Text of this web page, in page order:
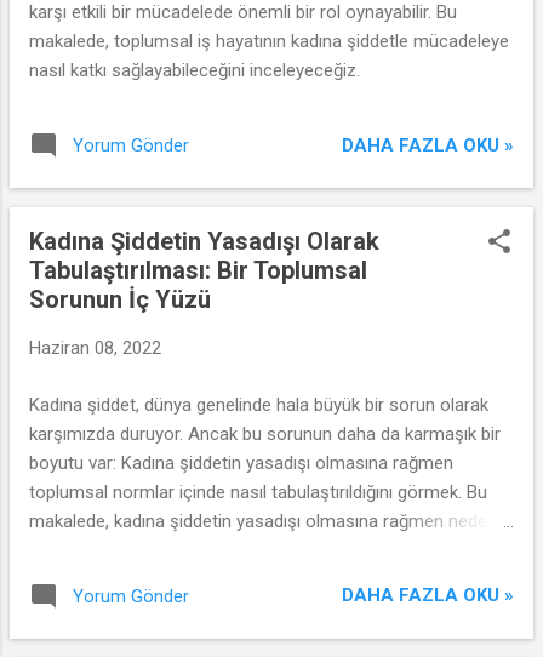
karşı etkili bir mücadelede önemli bir rol oynayabilir. Bu
makalede, toplumsal iş hayatının kadına şiddetle mücadeleye
nasıl katkı sağlayabileceğini inceleyeceğiz.
Yorum Gönder DAHA FAZLA OKU »
Kadına Şiddetin Yasadışı Olarak
Tabulaştırılması: Bir Toplumsal
Sorunun İç Yüzü
Haziran 08, 2022
Kadına şiddet, dünya genelinde hala büyük bir sorun olarak
karşımızda duruyor. Ancak bu sorunun daha da karmaşık bir
boyutu var: Kadına şiddetin yasadışı olmasına rağmen
toplumsal normlar içinde nasıl tabulaştırıldığını görmek. Bu
makalede, kadına şiddetin yasadışı olmasına rağmen neden
Yorum Gönder DAHA FAZLA OKU »